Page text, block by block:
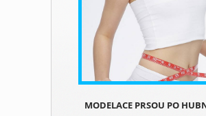
MODELACE PRSOU PO